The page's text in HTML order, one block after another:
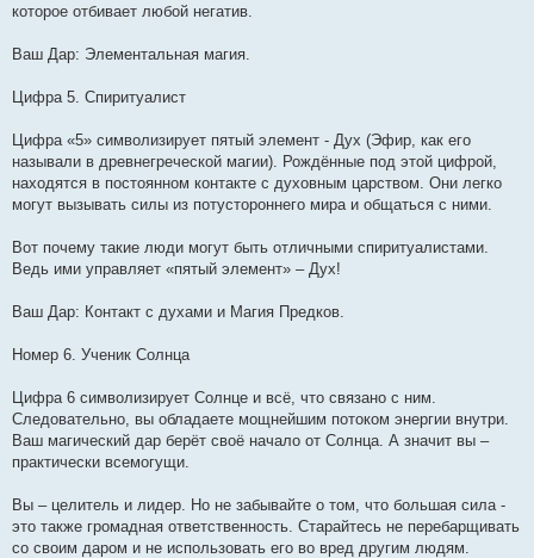
которое отбивает любой негатив.
Ваш Дар: Элементальная магия.
Цифра 5. Спиритуалист
Цифра «5» символизирует пятый элемент - Дух (Эфир, как его
называли в древнегреческой магии). Рождённые под этой цифрой,
находятся в постоянном контакте с духовным царством. Они легко
могут вызывать силы из потустороннего мира и общаться с ними.
Вот почему такие люди могут быть отличными спиритуалистами.
Ведь ими управляет «пятый элемент» – Дух!
Ваш Дар: Контакт с духами и Магия Предков.
Номер 6. Ученик Солнца
Цифра 6 символизирует Солнце и всё, что связано с ним.
Следовательно, вы обладаете мощнейшим потоком энергии внутри.
Ваш магический дар берёт своё начало от Солнца. А значит вы –
практически всемогущи.
Вы – целитель и лидер. Но не забывайте о том, что большая сила -
это также громадная ответственность. Старайтесь не перебарщивать
со своим даром и не использовать его во вред другим людям.